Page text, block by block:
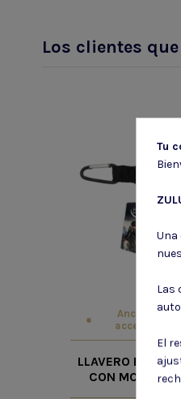
Los clientes
Anclajes y
accesorios
LLAVERO
CON
Tu
Una
Las
El